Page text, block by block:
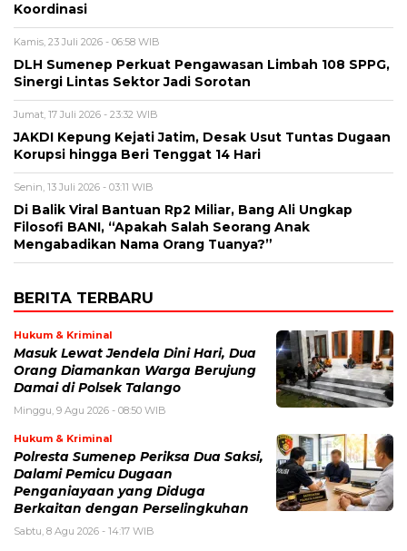
Koordinasi
Kamis, 23 Juli 2026 - 06:58 WIB
DLH Sumenep Perkuat Pengawasan Limbah 108 SPPG,
Sinergi Lintas Sektor Jadi Sorotan
Jumat, 17 Juli 2026 - 23:32 WIB
JAKDI Kepung Kejati Jatim, Desak Usut Tuntas Dugaan
Korupsi hingga Beri Tenggat 14 Hari
Senin, 13 Juli 2026 - 03:11 WIB
Di Balik Viral Bantuan Rp2 Miliar, Bang Ali Ungkap
Filosofi BANI, “Apakah Salah Seorang Anak
Mengabadikan Nama Orang Tuanya?”
BERITA TERBARU
Hukum & Kriminal
Masuk Lewat Jendela Dini Hari, Dua
Orang Diamankan Warga Berujung
Damai di Polsek Talango
Minggu, 9 Agu 2026 - 08:50 WIB
Hukum & Kriminal
Polresta Sumenep Periksa Dua Saksi,
Dalami Pemicu Dugaan
Penganiayaan yang Diduga
Berkaitan dengan Perselingkuhan
Sabtu, 8 Agu 2026 - 14:17 WIB